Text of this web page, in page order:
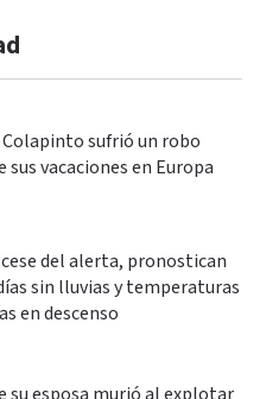
Colapinto sufrió un robo
sus vacaciones en Europa
del alerta, pronostican
sin lluvias y temperaturas
en descenso